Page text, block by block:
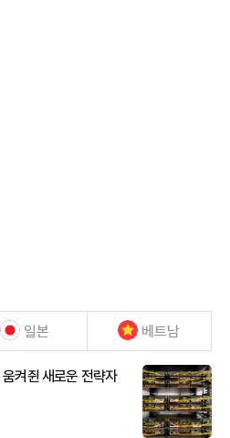
일본 베트남
켜쥔 새로운 전략자